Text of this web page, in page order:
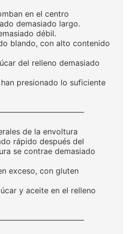
en el centro
demasiado largo.
débil.
blando, con alto contenido
del relleno demasiado
presionado lo suficiente
de la envoltura
rápido después del
se contrae demasiado
exceso, con gluten
y aceite en el relleno